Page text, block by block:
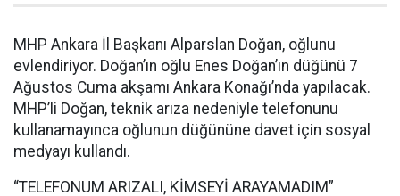
MHP Ankara İl Başkanı Alparslan Doğan, oğlunu
evlendiriyor. Doğan’ın oğlu Enes Doğan’ın düğünü 7
Ağustos Cuma akşamı Ankara Konağı’nda yapılacak.
MHP’li Doğan, teknik arıza nedeniyle telefonunu
kullanamayınca oğlunun düğününe davet için sosyal
medyayı kullandı.
“TELEFONUM ARIZALI, KİMSEYİ ARAYAMADIM”